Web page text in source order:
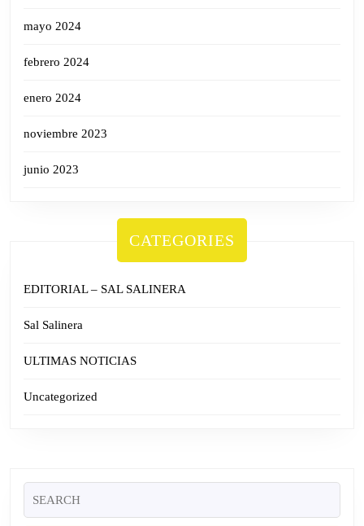
mayo 2024
febrero 2024
enero 2024
noviembre 2023
junio 2023
CATEGORIES
EDITORIAL – SAL SALINERA
Sal Salinera
ULTIMAS NOTICIAS
Uncategorized
for: